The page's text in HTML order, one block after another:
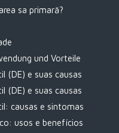
sa primară?
und Vorteile
(DE) e suas causas
(DE) e suas causas
causas e sintomas
usos e benefícios